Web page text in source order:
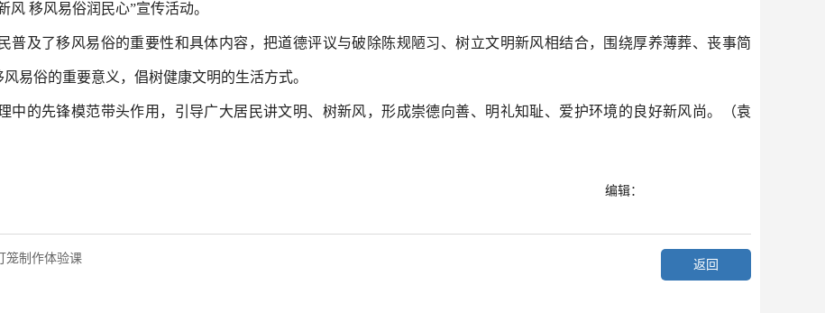
移风易俗润民心”宣传活动。
普及了移风易俗的重要性和具体内容，把道德评议与破除陈规陋习、树立文明新风相结合，围绕厚养薄葬、丧事简
易俗的重要意义，倡树健康文明的生活方式。
中的先锋模范带头作用，引导广大居民讲文明、树新风，形成崇德向善、明礼知耻、爱护环境的良好新风尚。（袁
编辑：
返回
笼制作体验课